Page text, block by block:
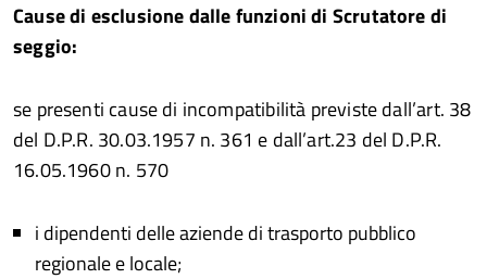
Whatsapp
Cause di esclusione dalle funzioni di Scrutatore di
seggio:
se presenti cause di incompatibilità previste dall’art. 38
del D.P.R. 30.03.1957 n. 361 e dall’art.23 del D.P.R.
16.05.1960 n. 570
i dipendenti delle aziende di trasporto pubblico
regionale e locale;